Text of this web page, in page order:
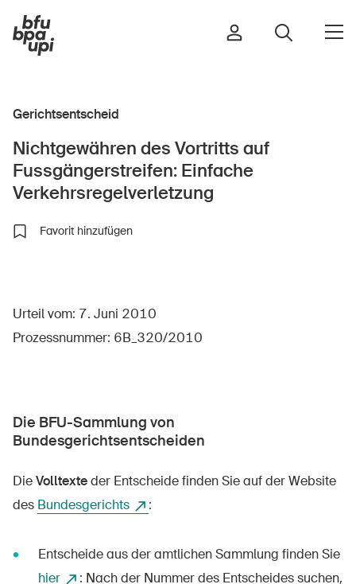
Sport & Bewegung
Zuhause & Garten
Gebäude & Anlagen
Über die BFU
Politik
Sinus Plus
Offene Stellen
Gerichtsentscheid
Nichtgewähren des Vortritts auf
Fussgängerstreifen: Einfache
Verkehrsregelverletzung
Favorit hinzufügen
Urteil vom: 7. Juni 2010
Prozessnummer: 6B_320/2010
Die BFU-Sammlung von
Bundesgerichtsentscheiden
DieVolltexteder Entscheide finden Sie auf der Website
des Bundesgerichts :
Entscheide aus der amtlichen Sammlung finden Sie
hier
: Nach der Nummer des Entscheides suchen,